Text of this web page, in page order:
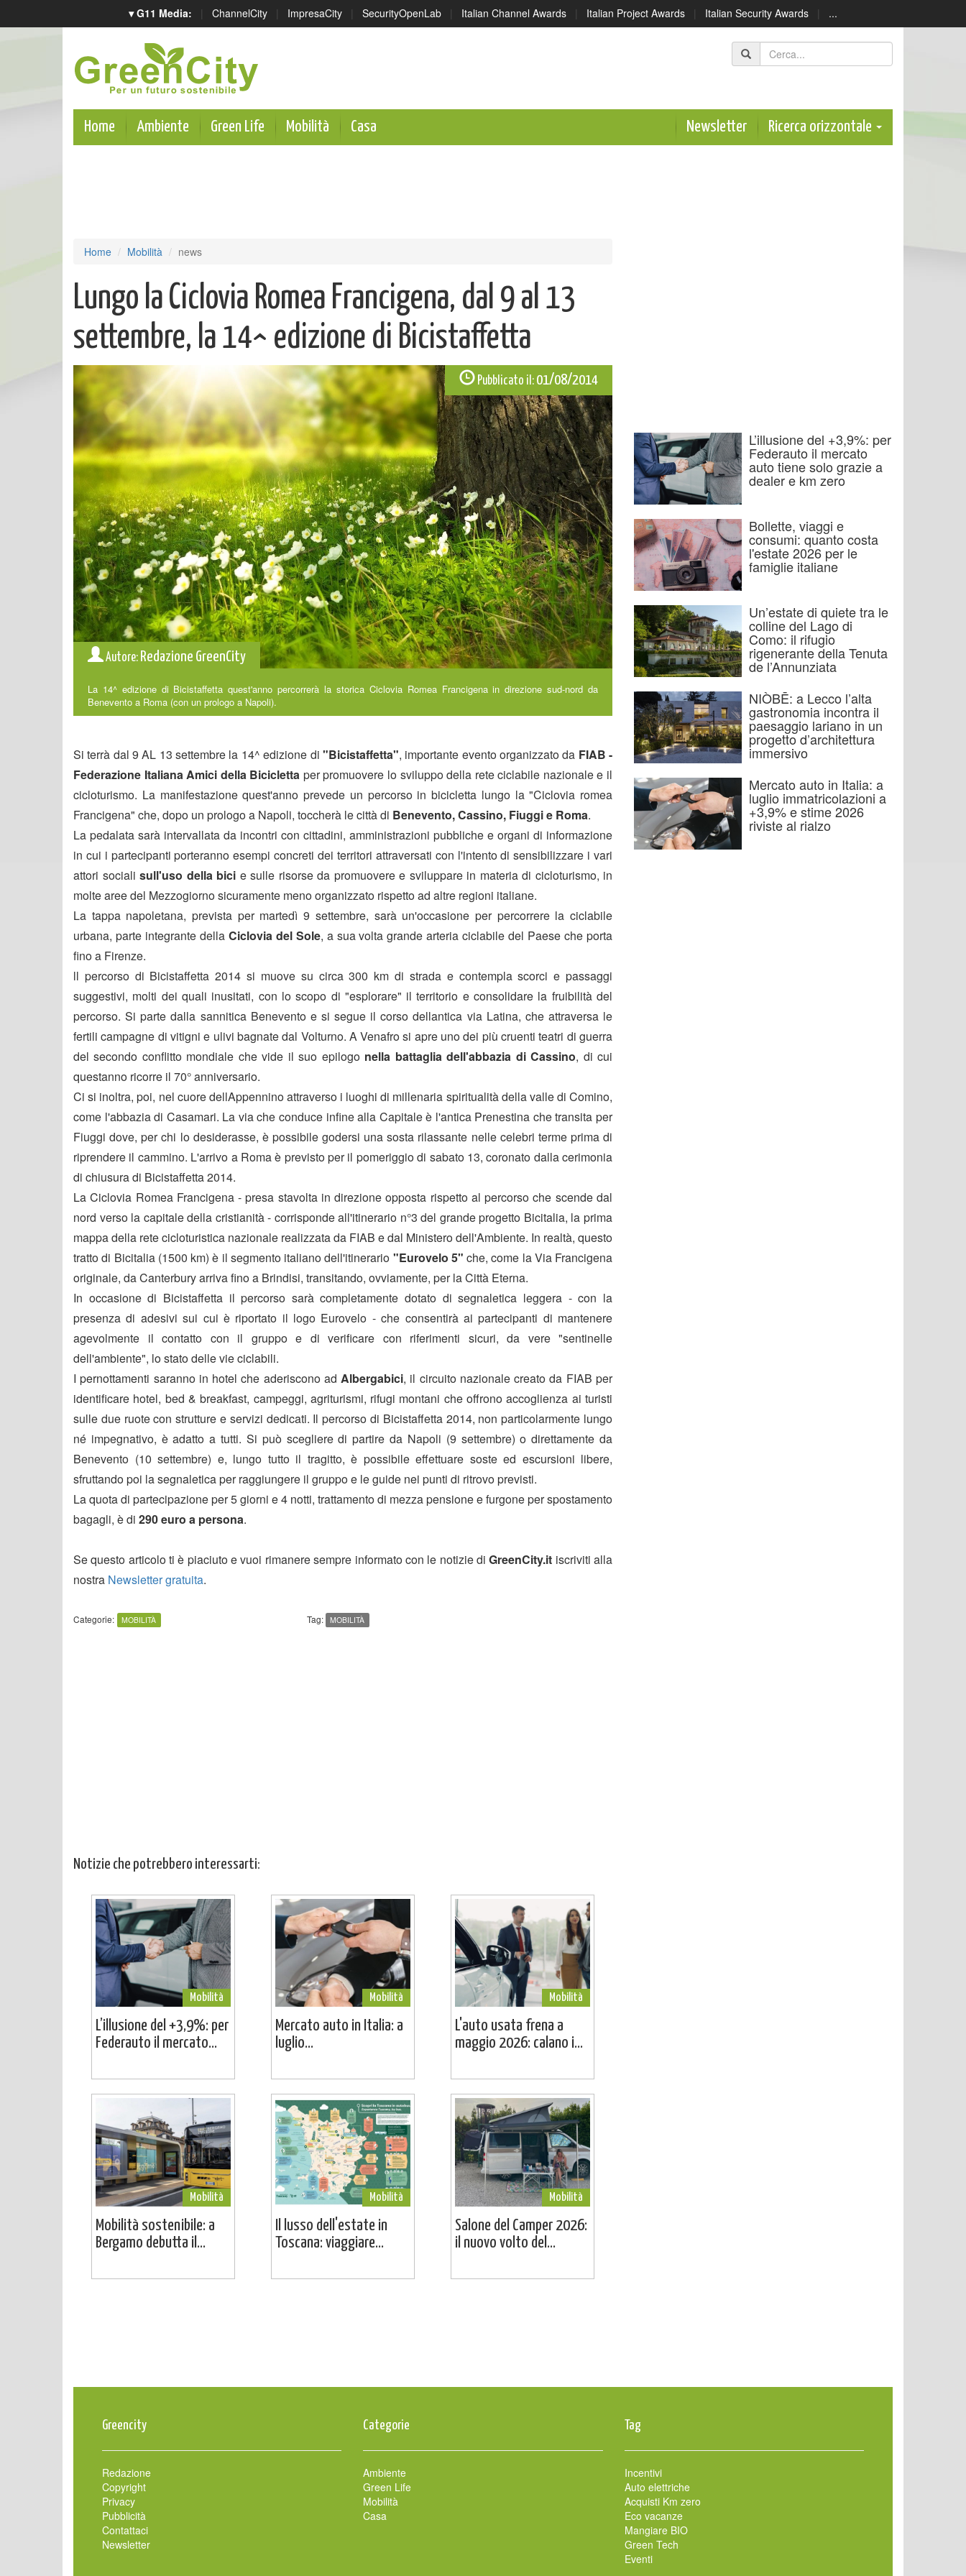
▾ G11 Media: | ChannelCity | ImpresaCity | SecurityOpenLab | Italian Channel Awards | Italian Project Awards | Italian Security Awards | ...
Home Ambiente Green Life Mobilità Casa Newsletter Ricerca orizzontale
Home Mobilità news
Lungo la Ciclovia Romea Francigena, dal 9 al 13
settembre, la 14^ edizione di Bicistaffetta
Pubblicato il: 01/08/2014
Autore: Redazione GreenCity
La 14^ edizione di Bicistaffetta quest'anno percorrerà la storica Ciclovia Romea Francigena in direzione sud-nord da
Benevento a Roma (con un prologo a Napoli).
Si terrà dal 9 AL 13 settembre la 14^ edizione di "Bicistaffetta", importante evento organizzato da FIAB -
Federazione Italiana Amici della Bicicletta per promuovere lo sviluppo della rete ciclabile nazionale e il
cicloturismo. La manifestazione quest'anno prevede un percorso in bicicletta lungo la "Ciclovia romea
Francigena" che, dopo un prologo a Napoli, toccherà le città di Benevento, Cassino, Fiuggi e Roma.
La pedalata sarà intervallata da incontri con cittadini, amministrazioni pubbliche e organi di informazione
in cui i partecipanti porteranno esempi concreti dei territori attraversati con l'intento di sensibilizzare i vari
attori sociali sull'uso della bici e sulle risorse da promuovere e sviluppare in materia di cicloturismo, in
molte aree del Mezzogiorno sicuramente meno organizzato rispetto ad altre regioni italiane.
La tappa napoletana, prevista per martedì 9 settembre, sarà un'occasione per percorrere la ciclabile
urbana, parte integrante della Ciclovia del Sole, a sua volta grande arteria ciclabile del Paese che porta
fino a Firenze.
ll percorso di Bicistaffetta 2014 si muove su circa 300 km di strada e contempla scorci e passaggi
suggestivi, molti dei quali inusitati, con lo scopo di "esplorare" il territorio e consolidare la fruibilità del
percorso. Si parte dalla sannitica Benevento e si segue il corso dellantica via Latina, che attraversa le
fertili campagne di vitigni e ulivi bagnate dal Volturno. A Venafro si apre uno dei più cruenti teatri di guerra
del secondo conflitto mondiale che vide il suo epilogo nella battaglia dell'abbazia di Cassino, di cui
questanno ricorre il 70° anniversario.
Ci si inoltra, poi, nel cuore dellAppennino attraverso i luoghi di millenaria spiritualità della valle di Comino,
come l'abbazia di Casamari. La via che conduce infine alla Capitale è l'antica Prenestina che transita per
Fiuggi dove, per chi lo desiderasse, è possibile godersi una sosta rilassante nelle celebri terme prima di
riprendere il cammino. L'arrivo a Roma è previsto per il pomeriggio di sabato 13, coronato dalla cerimonia
di chiusura di Bicistaffetta 2014.
La Ciclovia Romea Francigena - presa stavolta in direzione opposta rispetto al percorso che scende dal
nord verso la capitale della cristianità - corrisponde all'itinerario n°3 del grande progetto Bicitalia, la prima
mappa della rete cicloturistica nazionale realizzata da FIAB e dal Ministero dell'Ambiente. In realtà, questo
tratto di Bicitalia (1500 km) è il segmento italiano dell'itinerario "Eurovelo 5" che, come la Via Francigena
originale, da Canterbury arriva fino a Brindisi, transitando, ovviamente, per la Città Eterna.
In occasione di Bicistaffetta il percorso sarà completamente dotato di segnaletica leggera - con la
presenza di adesivi sui cui è riportato il logo Eurovelo - che consentirà ai partecipanti di mantenere
agevolmente il contatto con il gruppo e di verificare con riferimenti sicuri, da vere "sentinelle
dell'ambiente", lo stato delle vie ciclabili.
I pernottamenti saranno in hotel che aderiscono adAlbergabici, il circuito nazionale creato da FIAB per
identificare hotel, bed & breakfast, campeggi, agriturismi, rifugi montani che offrono accoglienza ai turisti
sulle due ruote con strutture e servizi dedicati. Il percorso di Bicistaffetta 2014, non particolarmente lungo
né impegnativo, è adatto a tutti. Si può scegliere di partire da Napoli (9 settembre) o direttamente da
Benevento (10 settembre) e, lungo tutto il tragitto, è possibile effettuare soste ed escursioni libere,
sfruttando poi la segnaletica per raggiungere il gruppo e le guide nei punti di ritrovo previsti.
La quota di partecipazione per 5 giorni e 4 notti, trattamento di mezza pensione e furgone per spostamento
bagagli, è di 290 euro a persona.
Se questo articolo ti è piaciuto e vuoi rimanere sempre informato con le notizie diGreenCity.it iscriviti alla
nostra Newsletter gratuita.
Categorie: MOBILITÀ Tag: MOBILITÀ
Notizie che potrebbero interessarti:
Mobilità
L’illusione del +3,9%: per
Federauto il mercato...
Mobilità
Mercato auto in Italia: a
luglio...
Mobilità
L'auto usata frena a
maggio 2026: calano i...
Mobilità
Mobilità sostenibile: a
Bergamo debutta il...
Mobilità
Il lusso dell'estate in
Toscana: viaggiare...
Mobilità
Salone del Camper 2026:
il nuovo volto del...
L’illusione del +3,9%: per
Federauto il mercato
auto tiene solo grazie a
dealer e km zero
Bollette, viaggi e
consumi: quanto costa
l'estate 2026 per le
famiglie italiane
Un’estate di quiete tra le
colline del Lago di
Como: il rifugio
rigenerante della Tenuta
de l’Annunziata
NIÒBĒ: a Lecco l’alta
gastronomia incontra il
paesaggio lariano in un
progetto d’architettura
immersivo
Mercato auto in Italia: a
luglio immatricolazioni a
+3,9% e stime 2026
riviste al rialzo
Greencity
Redazione
Copyright
Privacy
Pubblicità
Contattaci
Newsletter
Categorie
Ambiente
Green Life
Mobilità
Casa
Tag
Incentivi
Auto elettriche
Acquisti Km zero
Eco vacanze
Mangiare BIO
Green Tech
Eventi